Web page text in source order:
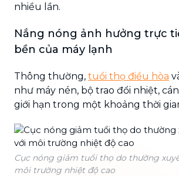
nhiều lần.
Nắng nóng ảnh hưởng trực
bền của máy lạnh
Thông thường, tuổi thọ điều hòa
như máy nén, bộ trao đổi nhiệt,
giới hạn trong một khoảng thời
Cục nóng giảm tuổi thọ do thường
môi trường nhiệt độ cao